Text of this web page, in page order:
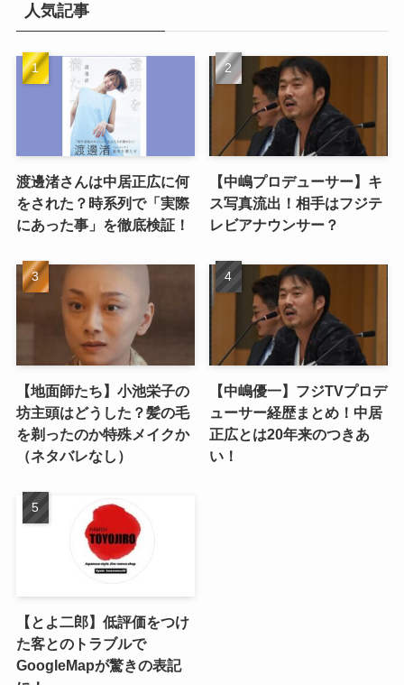
人気記事
渡邊渚さんは中居正広に何
をされた？時系列で「実際
にあった事」を徹底検証！
【中嶋プロデューサー】キ
ス写真流出！相手はフジテ
レビアナウンサー？
【地面師たち】小池栄子の
坊主頭はどうした？髪の毛
を剃ったのか特殊メイクか
（ネタバレなし）
【中嶋優一】フジTVプロデ
ューサー経歴まとめ！中居
正広とは20年来のつきあ
い！
【とよ二郎】低評価をつけ
た客とのトラブルで
GoogleMapが驚きの表記